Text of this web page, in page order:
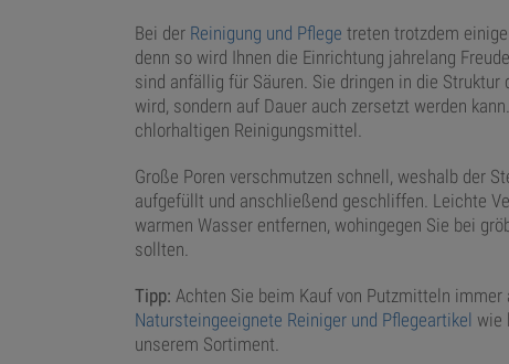
Bei der Reinigung und Pflege treten trotzdem
denn so wird Ihnen die Einrichtung jahrelang
sind anfällig für Säuren. Sie dringen in die
wird, sondern auf Dauer auch zersetzt werden
chlorhaltigen Reinigungsmittel.
Große Poren verschmutzen schnell, weshalb der
aufgefüllt und anschließend geschliffen. Leichte
warmen Wasser entfernen, wohingegen Sie bei
sollten.
Tipp: Achten Sie beim Kauf von Putzmitteln
Natursteingeeignete Reiniger und Pflegeartikel wie
unserem Sortiment.